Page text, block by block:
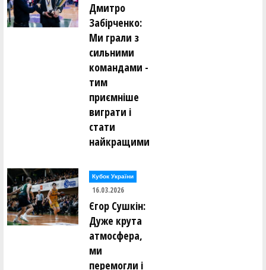
Дмитро
Забірченко:
Ми грали з
сильними
командами -
тим
приємніше
виграти і
стати
найкращими
Кубок України
16.03.2026
Єгор Сушкін:
Дуже крута
атмосфера,
ми
перемогли і